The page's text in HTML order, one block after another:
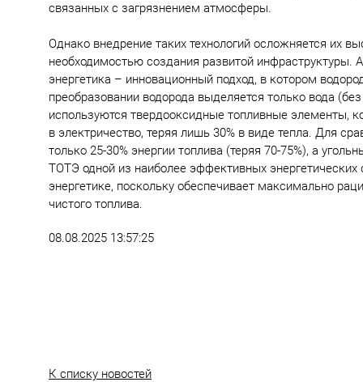
связанных с загрязнением атмосферы.
Однако внедрение таких технологий осложняется их
необходимостью создания развитой инфраструктуры.
энергетика – инновационный подход, в котором
преобразовании водорода выделяется только вода
используются твердооксидные топливные элементы,
в электричество, теряя лишь 30% в виде тепла. Для
только 25-30% энергии топлива (теряя 70-75%), а
ТОТЭ одной из наиболее эффективных
энергетике, поскольку обеспечивает максимально
чистого топлива.
08.08.2025 13:57:25
К списку новостей